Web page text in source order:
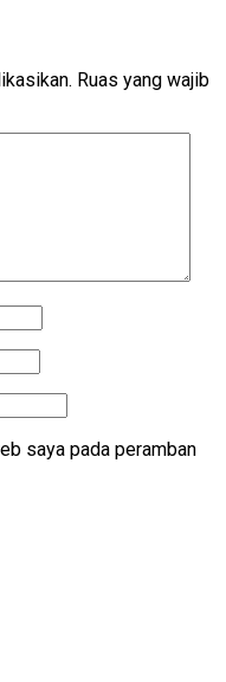
Ruas yang wajib
saya pada peramban